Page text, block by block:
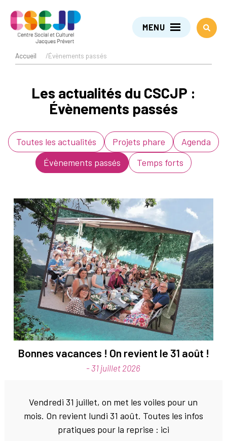
MENU
Accueil /Évènements passés
Les actualités du CSCJP :
Évènements passés
Toutes les actualités Projets phare
Agenda
Évènements passés
Temps forts
Bonnes vacances ! On revient le 31 août !
- 31 juillet 2026
Vendredi 31 juillet, on met les voiles pour un
mois. On revient lundi 31 août. Toutes les infos
pratiques pour la reprise : ici